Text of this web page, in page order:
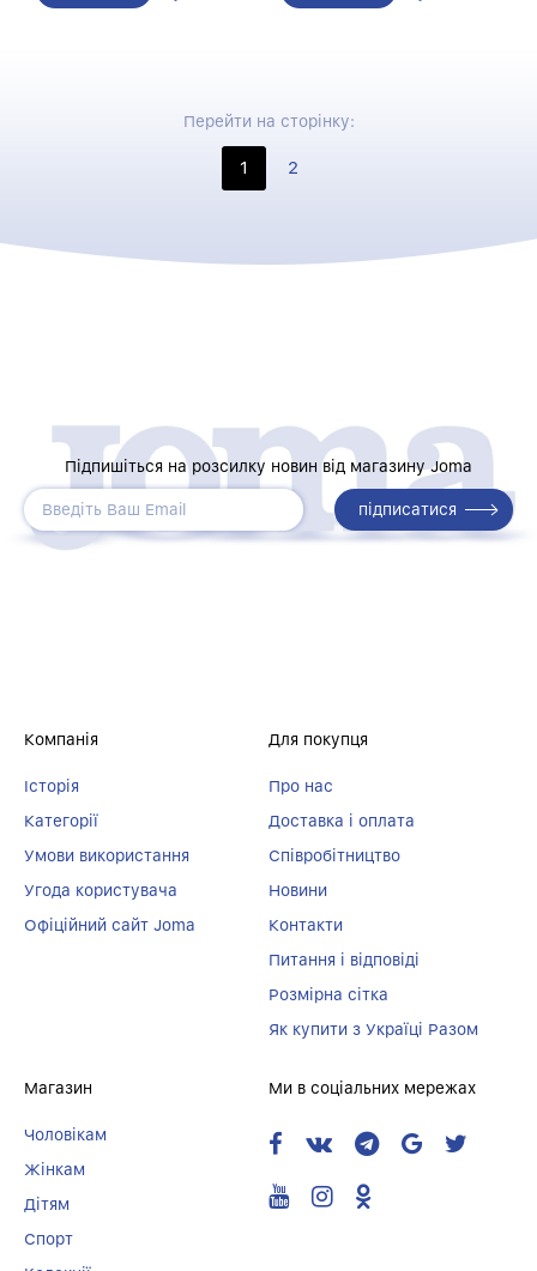
Перейти на сторінку:
1 2
Підпишіться на розсилку новин від магазину Joma
Компанія
Історія
Категорії
Умови використання
Угода користувача
Офіційний сайт Joma
Для покупця
Про нас
Доставка і оплата
Співробітництво
Новини
Контакти
Питання і відповіді
Розмірна сітка
Як купити з Україці Разом
Магазин
Чоловікам
Жінкам
Дітям
Спорт
Ми в соціальних мережах